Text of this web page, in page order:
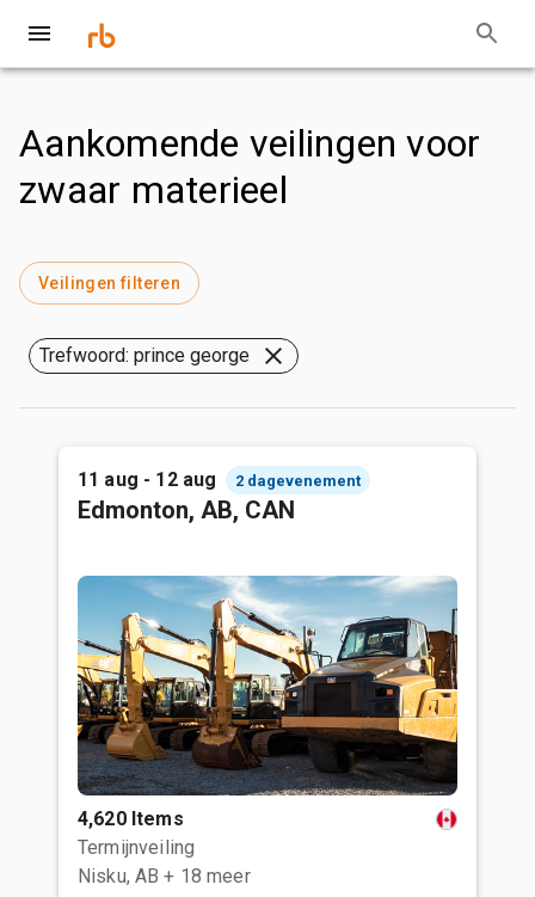
Aankomende veilingen voor
zwaar materieel
Veilingen filteren
Trefwoord: prince george
11 aug - 12 aug 2 dagevenement
Edmonton, AB, CAN
4,620 Items
Termijnveiling
Nisku, AB + 18 meer